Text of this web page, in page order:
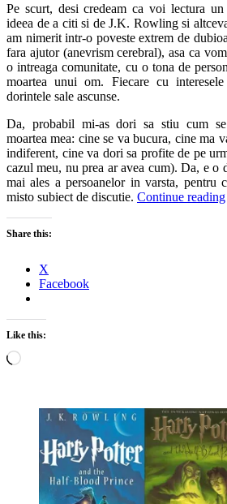
Pe scurt, desi credeam ca voi lectura
ideea de a citi si de J.K. Rowling si
am nimerit intr-o poveste extrem de
fara ajutor (anevrism cerebral), asa ca
o intreaga comunitate, cu o tona de
moartea unui om. Fiecare cu
dorintele sale ascunse.
Da, probabil mi-as dori sa stiu cum
moartea mea: cine se va bucura, cine ma
indiferent, cine va dori sa profite de pe
cazul meu, nu prea ar avea cum). Da, e o
mai ales a persoanelor in varsta, pentru
misto subiect de discutie. Continue reading
Share this:
X
Facebook
Like this:
Loading…